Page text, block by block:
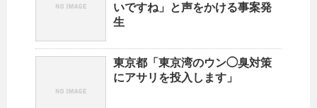
いですね」と声をかける事案発
生
東京都「東京湾のウン◯臭対策
にアサリを投入します」